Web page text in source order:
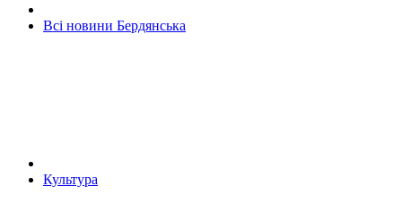
Всі новини Бердянська
Культура